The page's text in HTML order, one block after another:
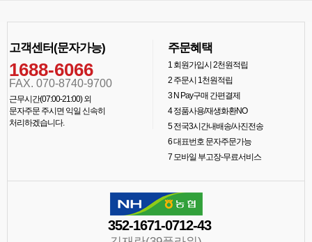
고객센터(문자가능)
1688-6066
FAX. 070-8740-9700
근무시간(07:00-21:00) 외
문자주문 주시면 익일 신속히
처리하겠습니다.
주문혜택
1회원가입시 2천원적립
2주문시 1천원적립
3N Pay구매 간편결제
4정품사용/재생화환NO
5전국3시간내배송/사진전송
6대표번호 문자주문가능
7모바일 부고장-무료서비스
352-1671-0712-43